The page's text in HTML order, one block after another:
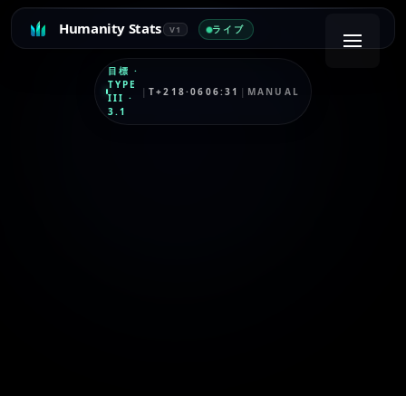
Humanity Stats V1 ライブ
目標 ·
TYPE
III ·
3.1
| T+218·0606:31 | MANUAL